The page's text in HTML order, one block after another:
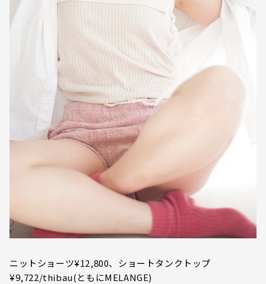
ニットショーツ¥12,800、ショートタンクトップ
¥9,722/thibau(ともにMELANGE)